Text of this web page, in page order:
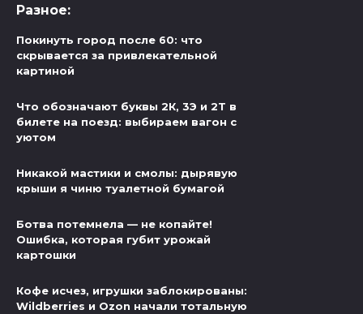
Разное:
Покинуть город после 60: что
скрывается за привлекательной
картиной
Что обозначают буквы 2К, 3Э и 2Т в
билете на поезд: выбираем вагон с
уютом
Никакой мастики и смолы: дырявую
крыши я чиню туалетной бумагой
Ботва потемнела — не копайте!
Ошибка, которая губит урожай
картошки
Кофе исчез, игрушки заблокированы:
Wildberries и Ozon начали тотальную